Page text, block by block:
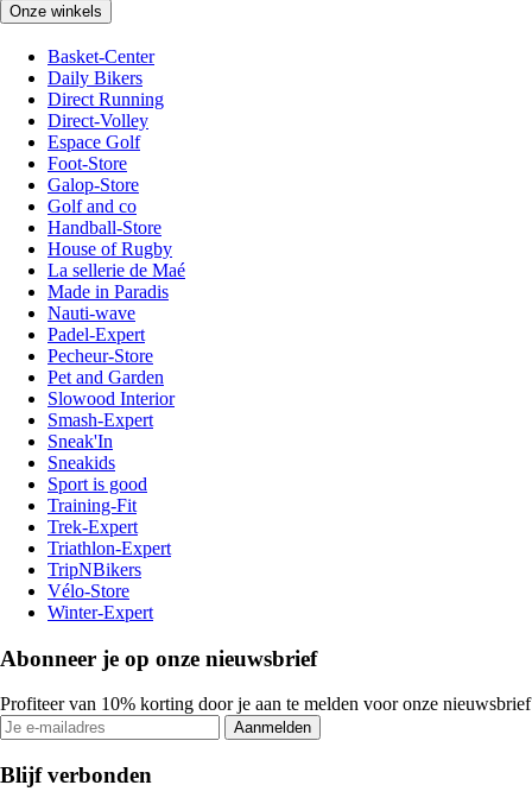
Onze winkels
Basket-Center
Daily Bikers
Direct Running
Direct-Volley
Espace Golf
Foot-Store
Galop-Store
Golf and co
Handball-Store
House of Rugby
La sellerie de Maé
Made in Paradis
Nauti-wave
Padel-Expert
Pecheur-Store
Pet and Garden
Slowood Interior
Smash-Expert
Sneak'In
Sneakids
Sport is good
Training-Fit
Trek-Expert
Triathlon-Expert
TripNBikers
Vélo-Store
Winter-Expert
Abonneer je op onze nieuwsbrief
Profiteer van 10% korting door je aan te melden voor onze nieuwsbrief
Aanmelden
Blijf verbonden